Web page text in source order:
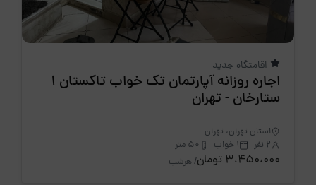
اقامتگاه جدید
اجاره روزانه آپارتمان تک خواب تاکستان 1
ستارخان - تهران
استان تهران، تهران
2 نفر
1 خواب 50 متر
3،450،000 تومان / هرشب